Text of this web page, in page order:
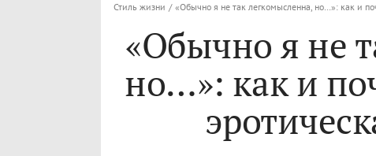
Стиль жизни / «Обычно я не так легкомысленна, но…»: как и
«Обычно я не
но…»: как и